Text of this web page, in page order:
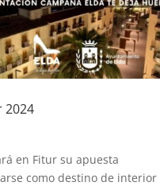
2024
en Fitur su apuesta
como destino de interior